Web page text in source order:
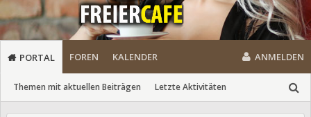
PORTAL
Themen mit aktuellen Beiträgen Letzte Aktivitäten
FOREN KALENDER ANMELDEN